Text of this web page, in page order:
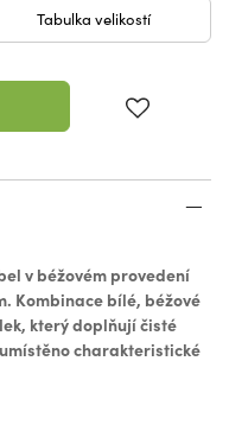
Tabulka velikostí
v béžovém provedení
Kombinace bílé, béžové
který doplňují čisté
charakteristické